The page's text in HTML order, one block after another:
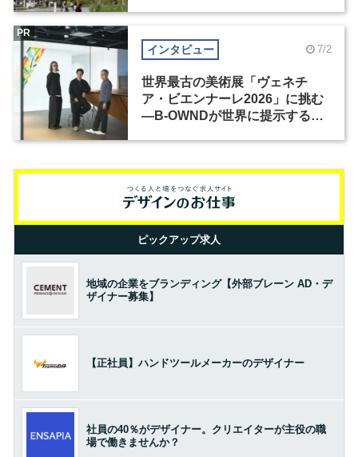
インタビュー 7/2
世界最古の美術展「ヴェネチ
ア・ビエンナーレ2026」に挑む
―B-OWNDが世界に提示する美
PR
ピックアップ求人
地域の企業をブランディング【外部ブレーン AD・デ
ザイナー募集】
【正社員】ハンドツールメーカーのデザイナー
社員の40％がデザイナー。クリエイターが主役の職
場で働きませんか？